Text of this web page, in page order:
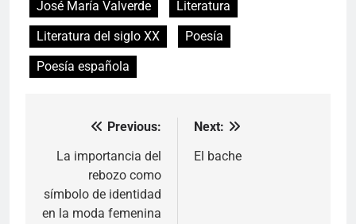
José María Valverde
Literatura
Literatura del siglo XX
Poesía
Poesía española
Navegación
de
entradas
Previous:
La importancia del
rebozo como
símbolo de identidad
en la moda femenina
Next:
El bache